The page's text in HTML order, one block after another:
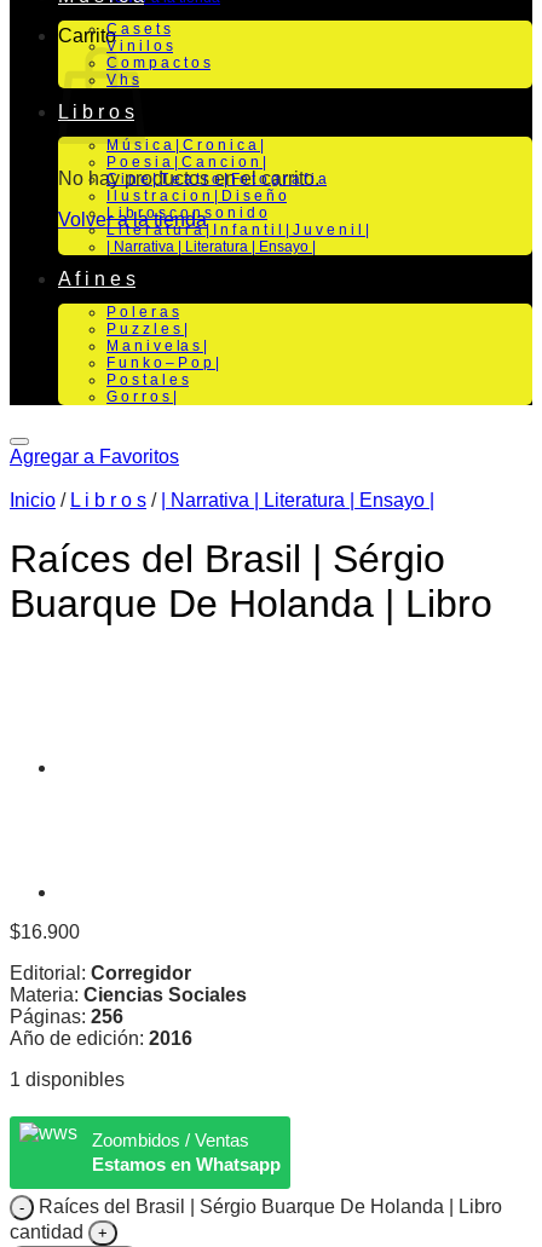
Carrito
No hay productos en el carrito.
Volver a la tienda
C a s e t s
V i n i l o s
C o m p a c t o s
V h s
L i b r o s
M ú s i c a | C r o n i c a |
P o e s i a | C a n c i o n |
C i n e | T e a t r o | Fo t o g r a f i a
I l u s t r a c i o n | D i s e ñ o
L i b r o s c o n s o n i d o
L i t e r a t u r a | I n f a n t i l | J u v e n i l |
| Narrativa | Literatura | Ensayo |
A f i n e s
P o l e r a s
P u z z l e s |
M a n i v e la s |
F u n k o – P o p |
P o s t a l e s
G o r r o s |
Agregar a Favoritos
Inicio / L i b r o s / | Narrativa | Literatura | Ensayo |
Raíces del Brasil | Sérgio
Buarque De Holanda | Libro
$16.900
Editorial: Corregidor
Materia: Ciencias Sociales
Páginas: 256
Año de edición: 2016
1 disponibles
Zoombidos / Ventas
Estamos en Whatsapp
Raíces del Brasil | Sérgio Buarque De Holanda | Libro
cantidad